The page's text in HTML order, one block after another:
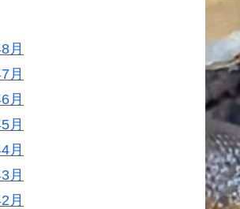
月
月
月
月
月
月
月